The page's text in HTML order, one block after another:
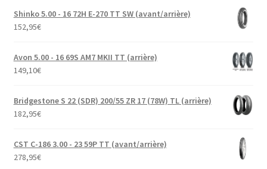
Shinko 5.00 - 16 72H E-270 TT SW (avant/arrière)
152,95€
Avon 5.00 - 16 69S AM7 MKII TT (arrière)
149,10€
Bridgestone S 22 (SDR) 200/55 ZR 17 (78W) TL (arrière)
182,95€
CST C-186 3.00 - 23 59P TT (avant/arrière)
278,95€